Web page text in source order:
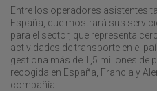
Entre los operadores asistentes
España, que mostrará sus
para el sector, que representa
actividades de transporte en el
gestiona más de 1,5 millones de
recogida en España, Francia y
compañía.